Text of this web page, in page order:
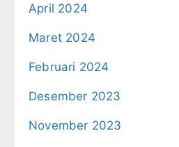
April 2024
Maret 2024
Februari 2024
Desember 2023
November 2023